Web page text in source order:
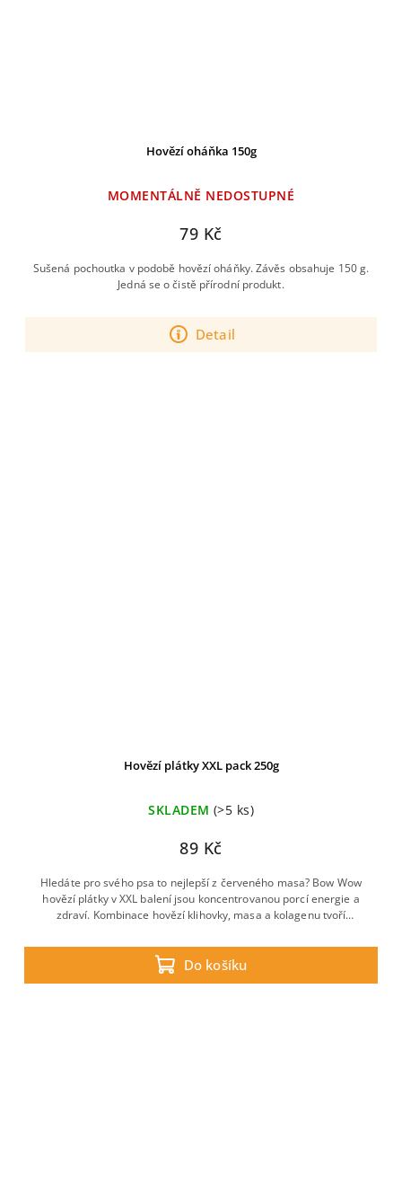
Hovězí oháňka 150g
MOMENTÁLNĚ NEDOSTUPNÉ
79 Kč
Detail
Sušená pochoutka v podobě hovězí oháňky. Závěs obsahuje 150 g.
Jedná se o čistě přírodní produkt.
Hovězí plátky XXL pack 250g
SKLADEM (>5 ks)
89 Kč
Do košíku
Hledáte pro svého psa to nejlepší z červeného masa? Bow Wow
hovězí plátky v XXL balení jsou koncentrovanou porcí energie a
zdraví. Kombinace hovězí klihovky, masa a kolagenu tvoří